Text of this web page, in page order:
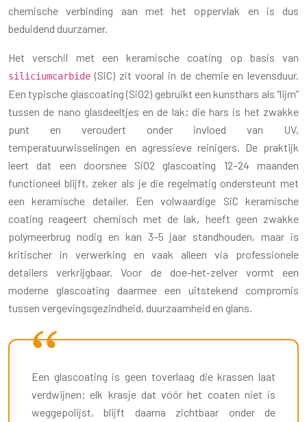
chemische verbinding aan met het oppervlak en is dus
beduidend duurzamer.
Het verschil met een keramische coating op basis van
siliciumcarbide (SiC) zit vooral in de chemie en levensduur.
Een typische glascoating (SiO2) gebruikt een kunsthars als “lijm”
tussen de nano glasdeeltjes en de lak; die hars is het zwakke
punt en veroudert onder invloed van UV,
temperatuurwisselingen en agressieve reinigers. De praktijk
leert dat een doorsnee SiO2 glascoating 12–24 maanden
functioneel blijft, zeker als je die regelmatig ondersteunt met
een keramische detailer. Een volwaardige SiC keramische
coating reageert chemisch met de lak, heeft geen zwakke
polymeerbrug nodig en kan 3–5 jaar standhouden, maar is
kritischer in verwerking en vaak alleen via professionele
detailers verkrijgbaar. Voor de doe-het-zelver vormt een
moderne glascoating daarmee een uitstekend compromis
tussen vergevingsgezindheid, duurzaamheid en glans.
Een glascoating is geen toverlaag die krassen laat
verdwijnen; elk krasje dat vóór het coaten niet is
weggepolijst, blijft daarna zichtbaar onder de